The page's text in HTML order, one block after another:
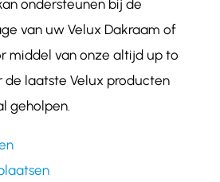
ondersteunen bij de
van uw Velux Dakraam of
middel van onze altijd up to
de laatste Velux producten
geholpen.